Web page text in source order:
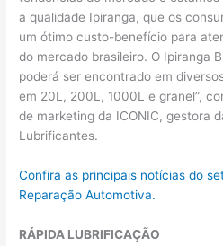
a qualidade Ipiranga, que os
um ótimo custo-benefício para
do mercado brasileiro. O Ipiranga
poderá ser encontrado em
em 20L, 200L, 1000L e granel”,
de marketing da ICONIC, gestora
Lubrificantes.
Confira as principais notícias do
Reparação Automotiva.
RÁPIDA LUBRIFICAÇÃO